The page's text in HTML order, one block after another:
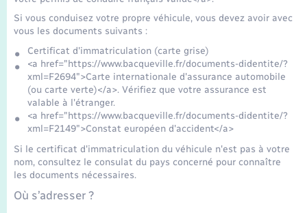
Si vous conduisez votre propre véhicule, vous devez avoir avec
vous les documents suivants :
Certificat d'immatriculation (carte grise)
<a href="https://www.bacqueville.fr/documents-didentite/?
xml=F2694">Carte internationale d'assurance automobile
(ou carte verte)</a>. Vérifiez que votre assurance est
valable à l'étranger.
<a href="https://www.bacqueville.fr/documents-didentite/?
xml=F2149">Constat européen d'accident</a>
Si le certificat d'immatriculation du véhicule n'est pas à votre
nom, consultez le consulat du pays concerné pour connaître
les documents nécessaires.
Où s’adresser ?